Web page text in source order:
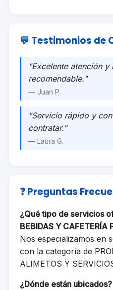
💬 Testimonios de
"Excelente atención y
recomendable."
— Juan P.
"Servicio rápido y
contratar."
— Laura G.
❓ Preguntas
¿Qué tipo de servicios
BEBIDAS Y CAFETERÍA
Nos especializamos en
con la categoría de
ALIMETOS Y
¿Dónde están ubicados?